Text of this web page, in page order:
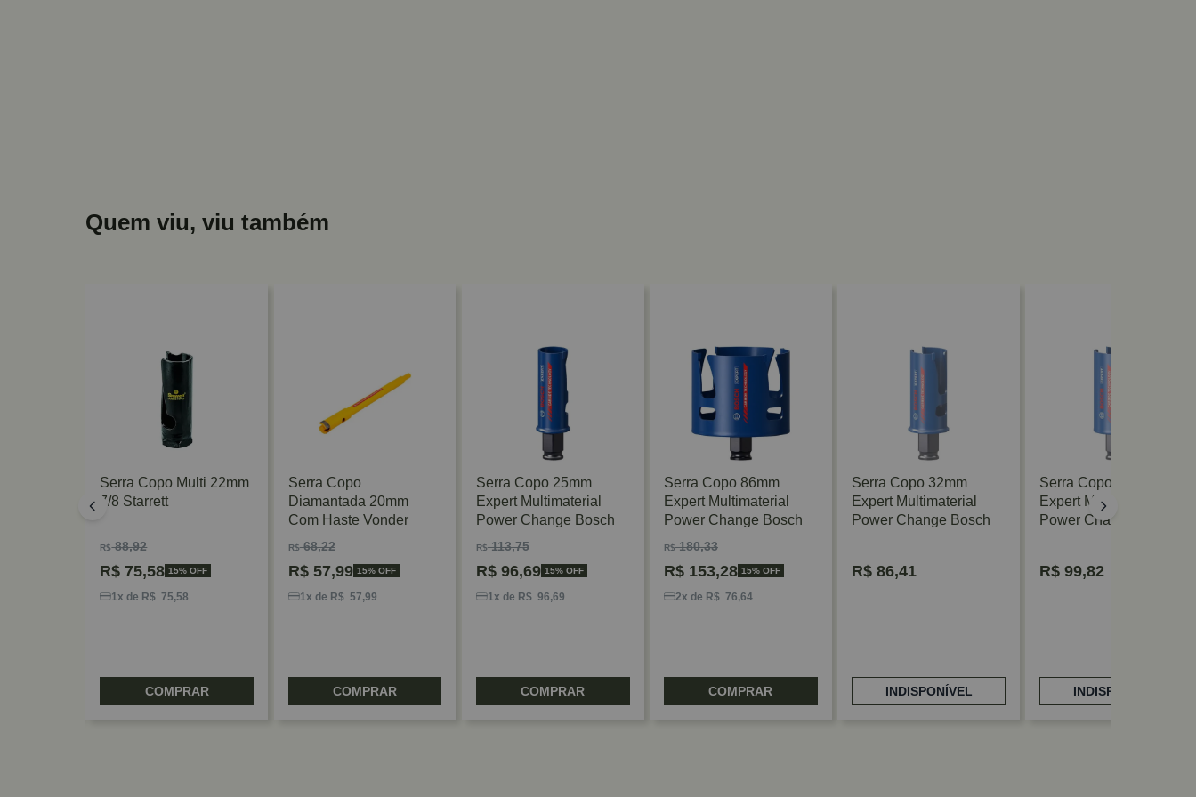
Quem viu, viu também
Serra Copo Multi 22mm
7/8 Starrett
R$88,92
R$ 75,58 15% OFF
1x de R$ 75,58
COMPRAR
Serra Copo
Diamantada 20mm
Com Haste Vonder
R$68,22
R$57,99 15% OFF
1x de R$ 57,99
COMPRAR
Serra Copo 25mm
Expert Multimaterial
Power Change Bosch
R$113,75
R$96,69 15% OFF
1x de R$ 96,69
COMPRAR
Serra Copo 86mm
Expert Multimaterial
Power Change Bosch
R$180,33
R$153,28 15% OFF
2x de R$ 76,64
COMPRAR
Serra Copo 32mm
Expert Multimaterial
Power Change Bosch
R$ 86,41
INDISPONÍVEL
Serra Copo 40mm
Expert Multimaterial
Power Change Bosch
R$ 99,82
INDISPONÍVEL